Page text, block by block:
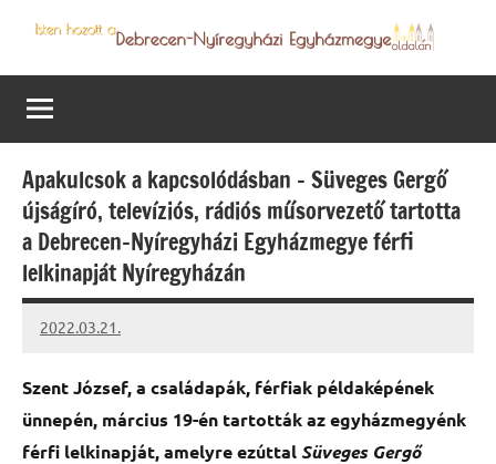
content
Debrecen-
Nyíregyházi
Egyházmegye
programjai
Apakulcsok a kapcsolódásban – Süveges Gergő
újságíró, televíziós, rádiós műsorvezető tartotta
a Debrecen-Nyíregyházi Egyházmegye férfi
lelkinapját Nyíregyházán
2022.03.21.
kovacs.agi
Szent József, a családapák, férfiak példaképének
ünnepén, március 19-én tartották az egyházmegyénk
férfi lelkinapját, amelyre ezúttalSüveges Gergő